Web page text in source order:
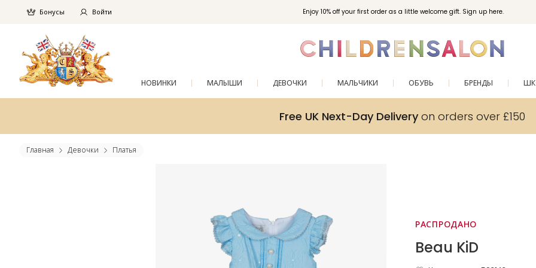
Enjoy 10% off your first order as a little welcome gift. Sign up here.
Бонусы Войти
НОВИНКИ МАЛЫШИ ДЕВОЧКИ МАЛЬЧИКИ ОБУВЬ БРЕНДЫ
Free UK Next-Day Deliveryon orders over £150
Главная Девочки Платья
РАСПРОДАНО
Beau KiD